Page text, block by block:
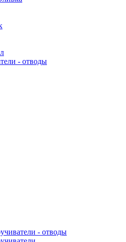
- отводы
- отводы